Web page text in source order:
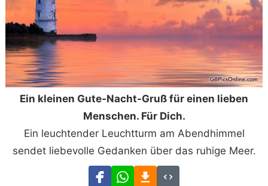
Ein kleinen Gute-Nacht-Gruß für einen lieben
Menschen. Für Dich.
Ein leuchtender Leuchtturm am Abendhimmel
sendet liebevolle Gedanken über das ruhige Meer.